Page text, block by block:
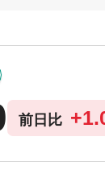
前日比 +